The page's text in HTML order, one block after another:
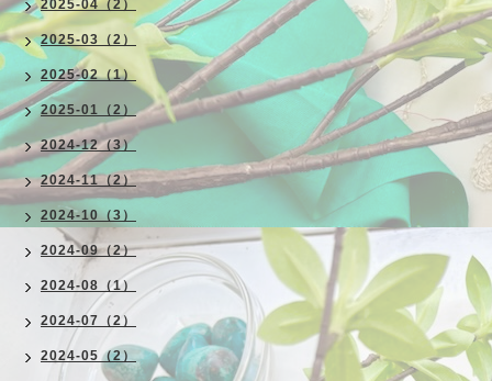
2025-04（2）
2025-03（2）
2025-02（1）
2025-01（2）
2024-12（3）
2024-11（2）
2024-10（3）
2024-09（2）
2024-08（1）
2024-07（2）
2024-05（2）